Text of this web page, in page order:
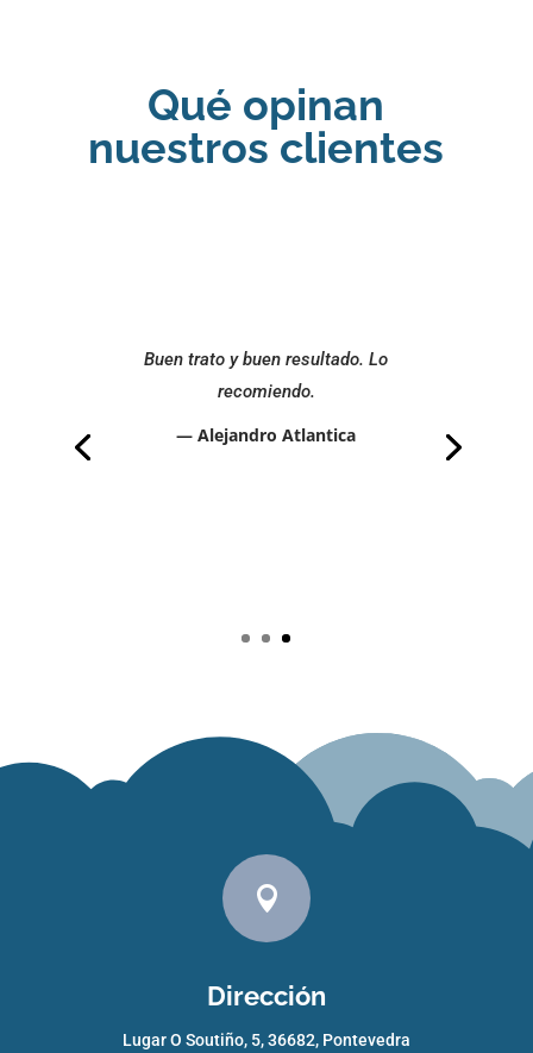
Qué opinan
nuestros clientes
Buen trato y buen resultado. Lo
recomiendo.
— Alejandro Atlantica

Dirección
Lugar O Soutiño, 5, 36682, Pontevedra